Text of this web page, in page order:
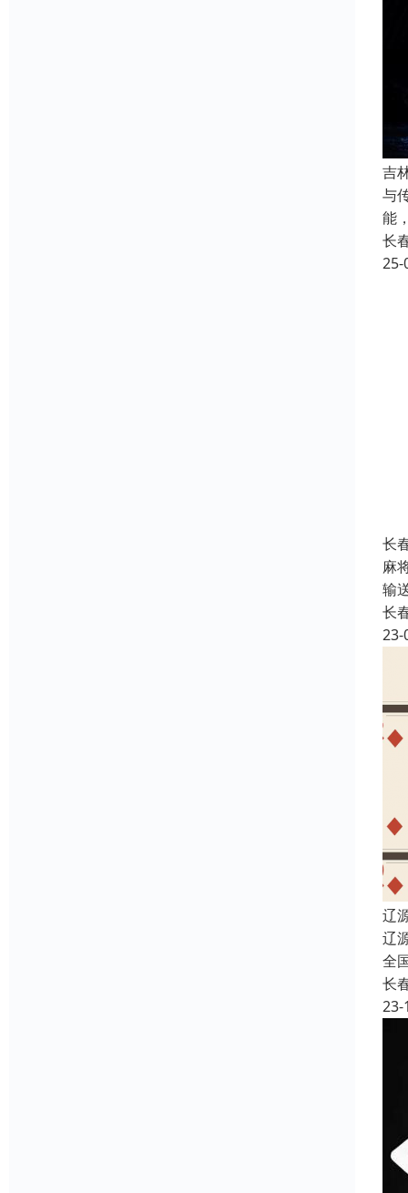
吉
与
能
长
25-
长
麻
输
长
23-
辽
辽
全
长
23-